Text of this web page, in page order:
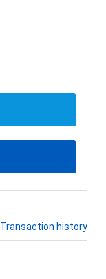
Transaction history